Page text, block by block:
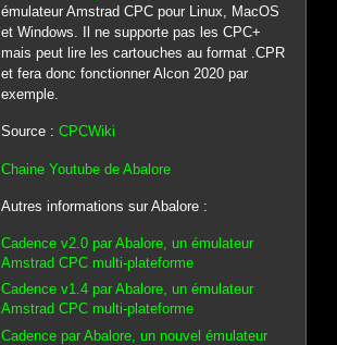
émulateur Amstrad CPC pour Linux, MacOS
et Windows. Il ne supporte pas les CPC+
mais peut lire les cartouches au format .CPR
et fera donc fonctionner Alcon 2020 par
exemple.
Source : CPCWiki
Chaine Youtube de Abalore
Autres informations sur Abalore :
Cadence v2.0 par Abalore, un émulateur
Amstrad CPC multi-plateforme
Cadence v1.4 par Abalore, un émulateur
Amstrad CPC multi-plateforme
Cadence par Abalore, un nouvel émulateur